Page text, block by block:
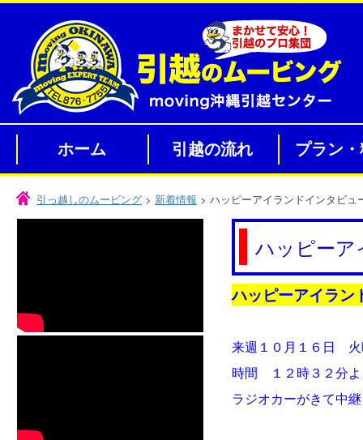
ホーム 引越の流れ プラン
引っ越しのムービング > 新着情報 > ハッピーアイランドインタビュ
ハッピーア
ハッピーアイラン
来週１０月１６日 火
時間 １２時３２分
ラジオカーがきて中